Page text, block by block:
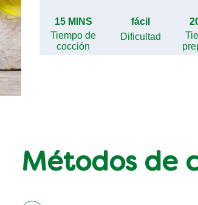
15 MINS
Tiempo de
cocción
fácil
Dificultad
Métodos de